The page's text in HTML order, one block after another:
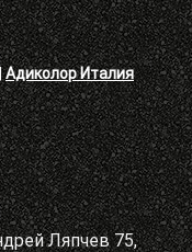
Адиколор Италия
Ляпчев 75,